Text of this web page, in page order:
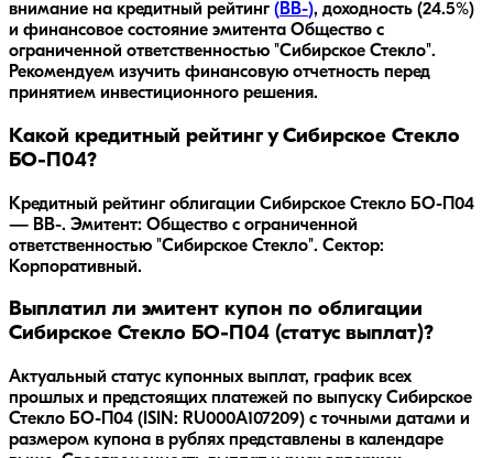
внимание на кредитный рейтинг (BB-), доходность (24.5%)
и финансовое состояние эмитента Общество с
ограниченной ответственностью "Сибирское Стекло".
Рекомендуем изучить финансовую отчетность перед
принятием инвестиционного решения.
Какой кредитный рейтинг у Сибирское Стекло
БО-П04?
Кредитный рейтинг облигации Сибирское Стекло БО-П04
— BB-. Эмитент: Общество с ограниченной
ответственностью "Сибирское Стекло". Сектор:
Корпоративный.
Выплатил ли эмитент купон по облигации
Сибирское Стекло БО-П04 (статус выплат)?
Актуальный статус купонных выплат, график всех
прошлых и предстоящих платежей по выпуску Сибирское
Стекло БО-П04 (ISIN: RU000A107209) с точными датами и
размером купона в рублях представлены в календаре